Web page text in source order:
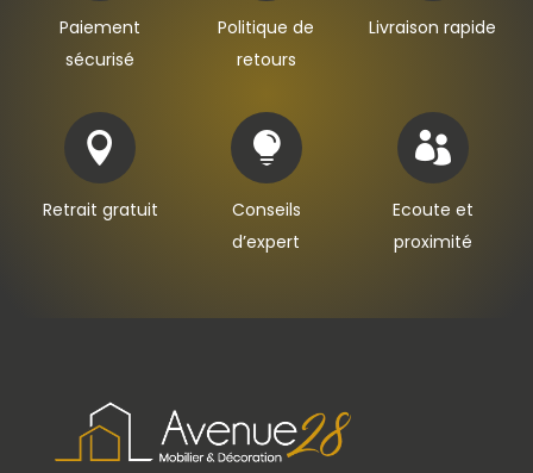
Paiement
sécurisé
Politique de
retours
Livraison rapide

Retrait gratuit

Conseils
d’expert

Ecoute et
proximité